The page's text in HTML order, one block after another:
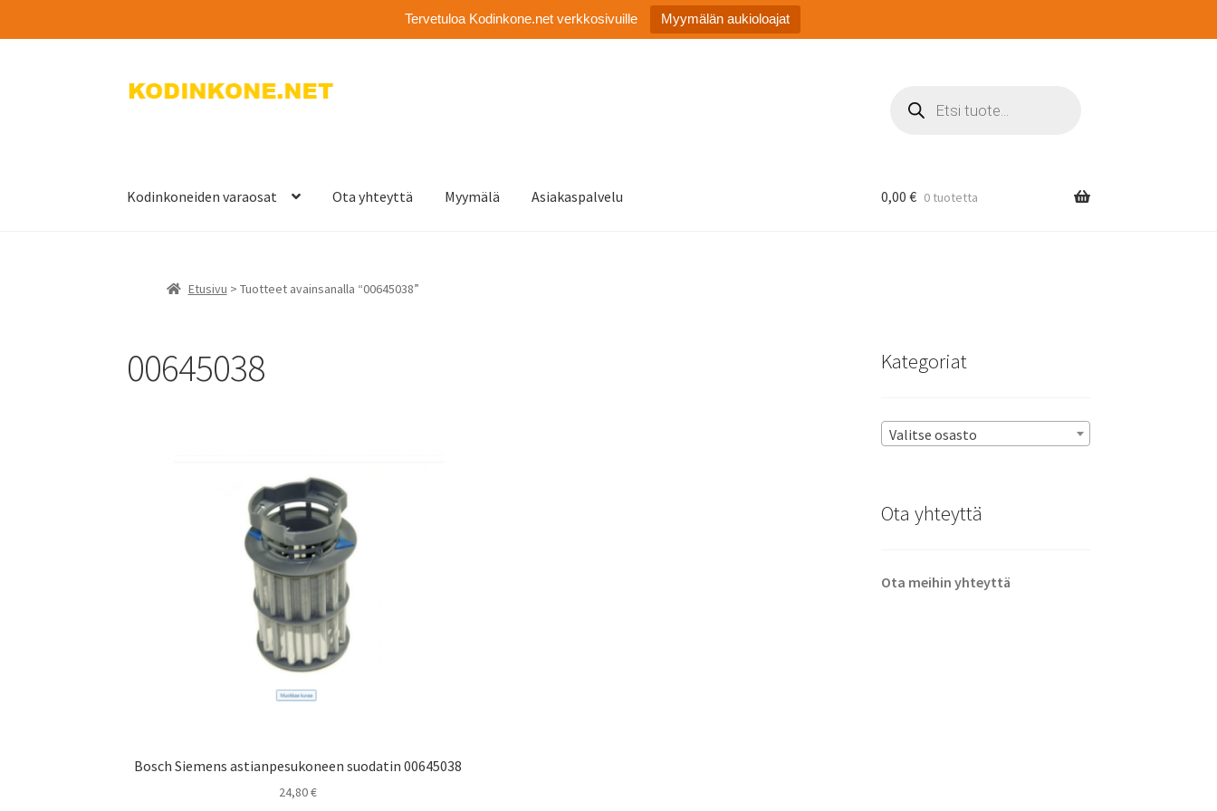
Tervetuloa Kodinkone.net verkkosivuille Myymälän aukioloajat
Siirry
Siirry
search
Kodinkoneiden varaosat Ota yhteyttä Myymälä Asiakaspalvelu 0,00 € 0 tuotetta
Etusivu > Tuotteet avainsanalla “00645038”
00645038
Bosch Siemens astianpesukoneen suodatin 00645038
24,80€
Kategoriat
Valitse osasto
Ota yhteyttä
Ota meihin yhteyttä